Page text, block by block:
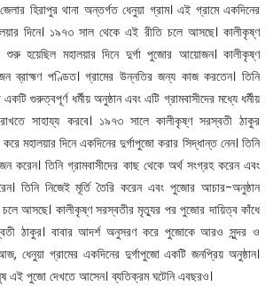
জেলার হিরাপুর থানা অন্তর্গত ধেনুয়া গ্রাম। এই গ্রামে একদিনের
দিনে। ১৯৭৩ সাল থেকে এই রীতি চলে আসছে। কালীকৃষ্ণ
শুরু হয়েছিল মহালয়ার দিনে দুর্গা পুজোর আয়োজন। কালীকৃষ্ণ
ব্রাহ্মণ পণ্ডিত। গ্রামের উন্নতির জন্য কাজ করতেন। তিনি
গুরুত্বপূর্ণ ধর্মীয় অনুষ্ঠান এবং এটি গ্রামবাসীদের মধ্যে ধর্মীয়
সাহায্য করবে। ১৯৭৩ সালে কালীকৃষ্ণ সরস্বতী ঠাকুর
মহালয়ার দিনে একদিনের দুর্গাপুজো করার সিদ্ধান্ত নেন। তিনি
তিনি গ্রামবাসীদের কাছ থেকে অর্থ সংগ্রহ করেন এবং
তিনি নিজেই মূর্তি তৈরি করেন এবং পুজোর আচার-অনুষ্ঠান
চলে আসছে। কালীকৃষ্ণ সরস্বতীর মৃত্যুর পর পুজোর দায়িত্ব কাঁধে
ঠাকুর। বাবার আদর্শ অনুসরণ করে পুজোকে আরও সুন্দর ও
ধেনুয়া গ্রামের একদিনের দুর্গাপুজো একটি জনপ্রিয় অনুষ্ঠান।
এই পুজো দেখতে আসেন। ব্যতিক্রম ঘটেনি এবছরও।